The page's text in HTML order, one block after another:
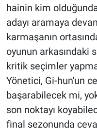
hainin kim
adayı aramaya
karmaşanın
oyunun arkasındaki
kritik seçimler
Yönetici, Gi-hun'un
başarabilecek mi,
son noktayı
final sezonunda